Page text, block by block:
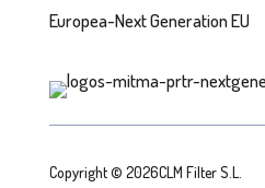
Europea-Next Generation EU
Copyright © 2026CLM Filter S.L.